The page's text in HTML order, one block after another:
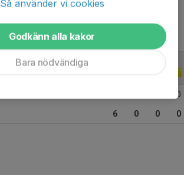
0
6 0 0 0
Så använder vi cookies
Godkänn alla kakor
Bara nödvändiga